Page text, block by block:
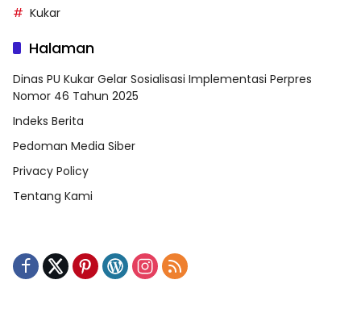
Kukar
Halaman
Dinas PU Kukar Gelar Sosialisasi Implementasi Perpres
Nomor 46 Tahun 2025
Indeks Berita
Pedoman Media Siber
Privacy Policy
Tentang Kami